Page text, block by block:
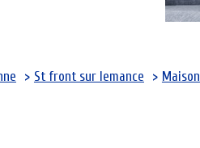
St front sur lemance Maison